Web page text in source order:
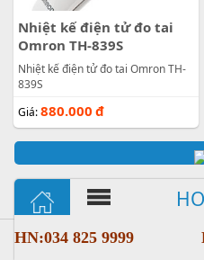
HN:034 825 9999
Nhiệt kế điện tử đo tai
Omron TH-839S
Nhiệt kế điện tử đo tai Omron TH-
839S
Giá:880.000 đ